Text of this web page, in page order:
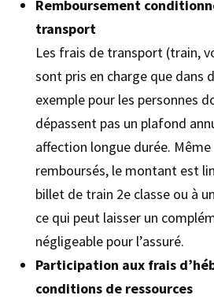
Remboursement
transport
Les frais de transport (train,
sont pris en charge que dans
exemple pour les personnes
dépassent pas un plafond
affection longue durée.
remboursés, le montant est
billet de train 2e classe ou à
ce qui peut laisser un
négligeable pour l’assuré.
Participation aux frais
conditions de ressources